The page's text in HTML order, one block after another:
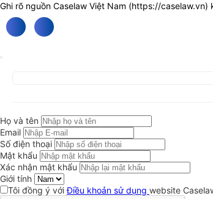
Ghi rõ nguồn Caselaw Việt Nam (https://caselaw.vn)
Họ và tên
Email
Số điện thoại
Mật khẩu
Xác nhận mật khẩu
Giới tính
Tôi đồng ý vớiĐiều khoản sử dụng website